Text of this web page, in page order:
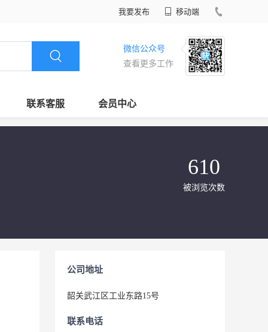
我要发布 移动端
微信公众号
查看更多工作
联系客服 会员中心
610
被浏览次数
公司地址
韶关武江区工业东路15号
联系电话